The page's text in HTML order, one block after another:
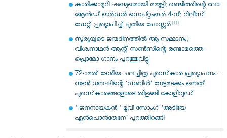
കാരിക്കാമുറി ഷണ്മുഖമായി മമ്മൂട്ടി; രഞ്ജിത്തിന്റെ ലോ
ആൻഡ് ഓർഡർ സെപ്റ്റംബർ 4-ന്; റിലീസ്
ഡേറ്റ് പ്രഖ്യാപിച്ച് പുതിയ പോസ്റ്റർ!!!!
സുര്യയുടെ ജന്മദിനത്തിൽ ആ സമ്മാനം;
വിശ്വനാഥൻ ആന്റ് സൺസിന്റെ രണ്ടാമത്തെ
പ്രൊമോ ഗാനം പുറത്തുവിട്ടു
72-ാമത് ദേശീയ ചലച്ചിത്ര പുരസ്‌കാര പ്രഖ്യാപനം...
നടൻ ധനുഷിന്റെ 'ഡബിൾ' നേട്ടമടക്കം ഒമ്പത്
പുരസ്‌കാരങ്ങളോടെ തിളങ്ങി കോളിവുഡ്
' ജനനായകന്‍ ' മൂവി സോംഗ് 'അടിയേ
എന്‍പൊന്‍തേനേ' പുറത്തിറങ്ങി